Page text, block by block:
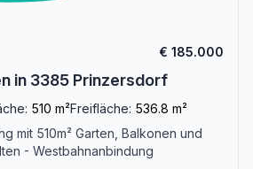
€ 185.000
in 3385 Prinzersdorf
510 m²Freifläche: 536.8 m²
mit 510m² Garten, Balkonen und
- Westbahnanbindung